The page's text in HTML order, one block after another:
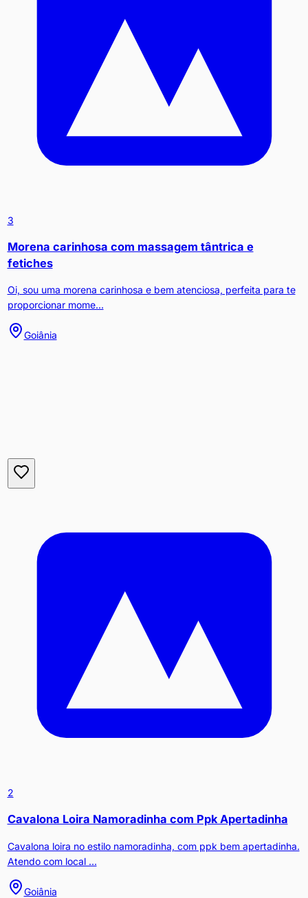
3
Morena carinhosa com massagem tântrica e
fetiches
Oi, sou uma morena carinhosa e bem atenciosa, perfeita para te
proporcionar mome...
Goiânia
2
Cavalona Loira Namoradinha com Ppk Apertadinha
Cavalona loira no estilo namoradinha, com ppk bem apertadinha.
Atendo com local ...
Goiânia